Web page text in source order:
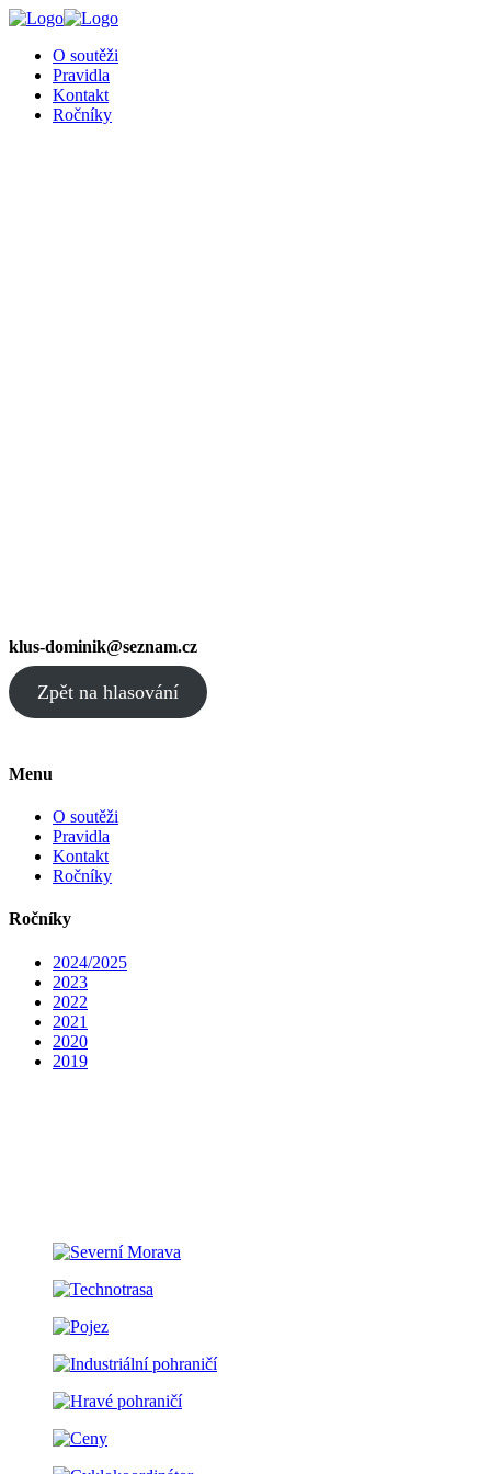
O soutěži
Pravidla
Kontakt
Ročníky
klus-dominik@seznam.cz
Zpět na hlasování
Menu
O soutěži
Pravidla
Kontakt
Ročníky
Ročníky
2024/2025
2023
2022
2021
2020
2019